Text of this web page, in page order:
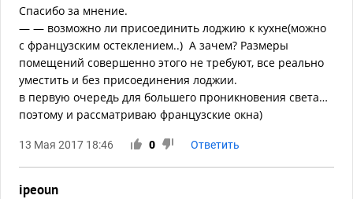
Спасибо за мнение.
— — возможно ли присоединить лоджию к кухне(можно
с французским остеклением..) А зачем? Размеры
помещений совершенно этого не требуют, все реально
уместить и без присоединения лоджии.
в первую очередь для большего проникновения света…
поэтому и рассматриваю французские окна)
13 Мая 2017 18:46 0 Ответить
ipeoun